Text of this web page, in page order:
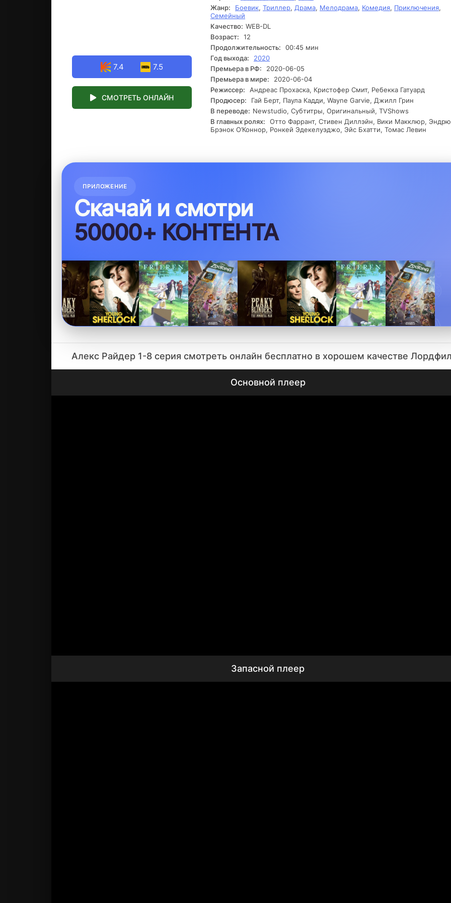
7.4 7.5
СМОТРЕТЬ ОНЛАЙН
Он оказывается в гонке со временем, стараясь предотвратить
катастрофу. Напряжение нарастает, и иногда Александр
что-то, что может изменить всё. Ему предстоит решить, кому можно
доверять.
Жанр:
Боевик, Триллер, Драма, Мелодрама, Комедия, Приключения,
Семейный
Качество: WEB-DL
Возраст:
12
Продолжительность:
00:45 мин
Год выхода:
2020
Премьера в РФ:
2020-06-05
Премьера в мире:
2020-06-04
Режиссер:
Андреас Прохаска, Кристофер Смит, Ребекка Гатуард
Продюсер:
Гай Берт, Паула Кадди, Wayne Garvie, Джилл Грин
В переводе: Newstudio, Субтитры, Оригинальный, TVShows
В главных ролях:
Отто Фаррант, Стивен Диллэйн, Вики Макклюр,
Брэнок О’Коннор, Ронкей Эдекелуэджо, Эйс Бхатти, Томас Левин
ПРИЛОЖЕНИЕ
Скачай и смотри
БЕЗ VPN
Алекс Райдер 1-8 серия смотреть онлайн бесплатно в хорошем качестве
Основной плеер
Запасной плеер